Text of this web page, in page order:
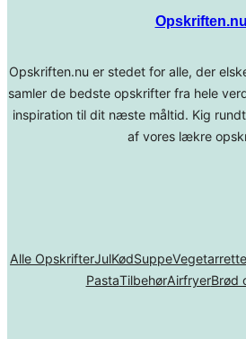
Opskriften.nu
Opskriften.nu er stedet for alle, der
samler de bedste opskrifter fra hele
inspiration til dit næste måltid. Kig
af vores lækre
Alle OpskrifterJulKødSuppe
PastaTilbehørAirfryerBrød